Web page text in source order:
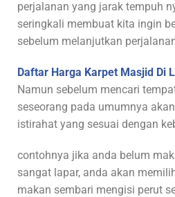
perjalanan yang jarak tempuh
seringkali membuat kita ingin
sebelum melanjutkan
Daftar Harga Karpet Masjid Di
Namun sebelum mencari
seseorang pada umumnya
istirahat yang sesuai dengan
contohnya jika anda belum
sangat lapar, anda akan
makan sembari mengisi perut